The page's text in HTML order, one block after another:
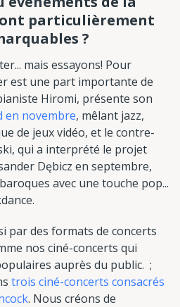
particulièrement
?
mais essayons! Pour
est une part importante de
Hiromi, présente son
en novembre, mêlant jazz,
de jeux vidéo, et le contre-
qui a interprété le projet
Dębicz en septembre,
avec une touche pop...
par des formats de concerts
nos ciné-concerts qui
auprès du public. ;
trois ciné-concerts consacrés
. Nous créons de